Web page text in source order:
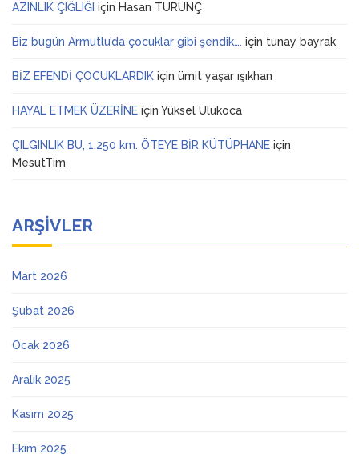
AZINLIK ÇIĞLIĞI için Hasan TURUNÇ
Biz bugün Armutlu’da çocuklar gibi şendik…. için tunay bayrak
BİZ EFENDİ ÇOCUKLARDIK için ümit yaşar ışıkhan
HAYAL ETMEK ÜZERİNE için Yüksel Ulukoca
ÇILGINLIK BU, 1.250 km. ÖTEYE BİR KÜTÜPHANE için
MesutTim
ARŞIVLER
Mart 2026
Şubat 2026
Ocak 2026
Aralık 2025
Kasım 2025
Ekim 2025